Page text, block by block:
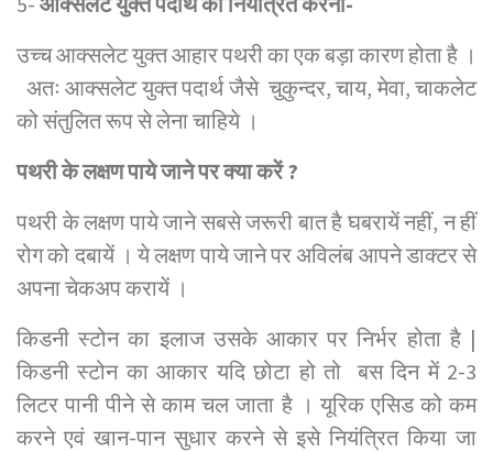
उच्च आक्सलेट युक्त आहार पथरी का एक बड़ा कारण होता है ।
अतः आक्सलेट युक्त पदार्थ जैसे चुकुन्दर, चाय, मेवा, चाकलेट
को संतुलित रूप से लेना चाहिये ।
पथरी के लक्षण पाये जाने पर क्या करें ?
पथरी के लक्षण पाये जाने सबसे जरूरी बात है घबरायें नहीं, न हीं
रोग को दबायें । ये लक्षण पाये जाने पर अविलंब आपने डाक्टर से
अपना चेकअप करायें ।
किडनी स्टोन का इलाज उसके आकार पर निर्भर होता है |
किडनी स्टोन का आकार यदि छोटा हो तो बस दिन में 2-3
लिटर पानी पीने से काम चल जाता है । यूरिक एसिड को कम
करने एवं खान-पान सुधार करने से इसे नियंत्रित किया जा